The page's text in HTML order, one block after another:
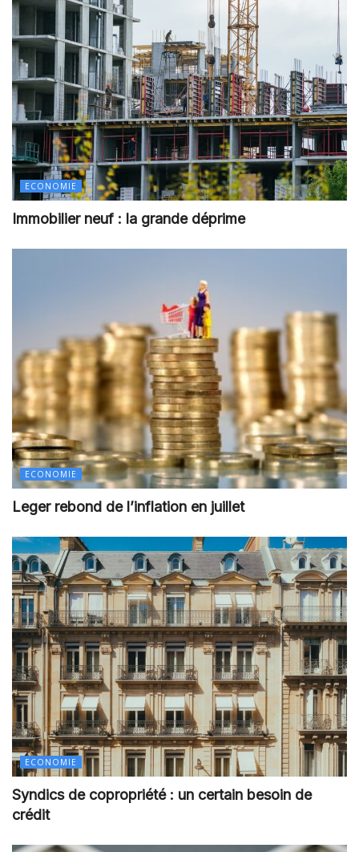
ECONOMIE
Immobilier neuf : la grande déprime
ECONOMIE
Leger rebond de l’inflation en juillet
ECONOMIE
Syndics de copropriété : un certain besoin de
crédit